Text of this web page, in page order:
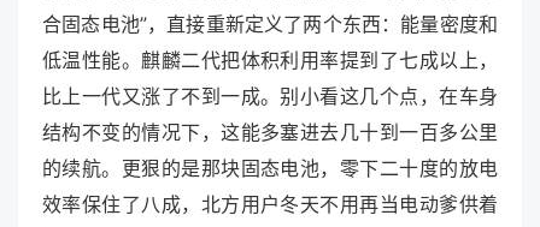
合固态电池”，直接重新定义了两个东西：能量密度和
低温性能。麒麟二代把体积利用率提到了七成以上，
比上一代又涨了不到一成。别小看这几个点，在车身
结构不变的情况下，这能多塞进去几十到一百多公里
的续航。更狠的是那块固态电池，零下二十度的放电
效率保住了八成，北方用户冬天不用再当电动爹供着